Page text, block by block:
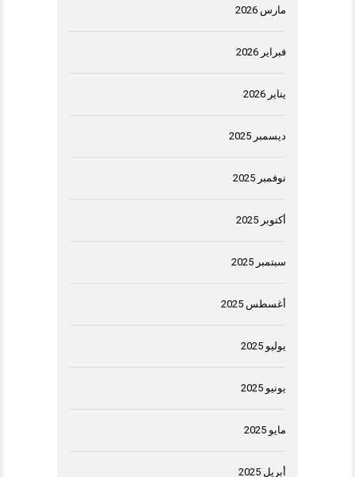
مارس 2026
فبراير 2026
يناير 2026
ديسمبر 2025
نوفمبر 2025
أكتوبر 2025
سبتمبر 2025
أغسطس 2025
يوليو 2025
يونيو 2025
مايو 2025
أبريل 2025